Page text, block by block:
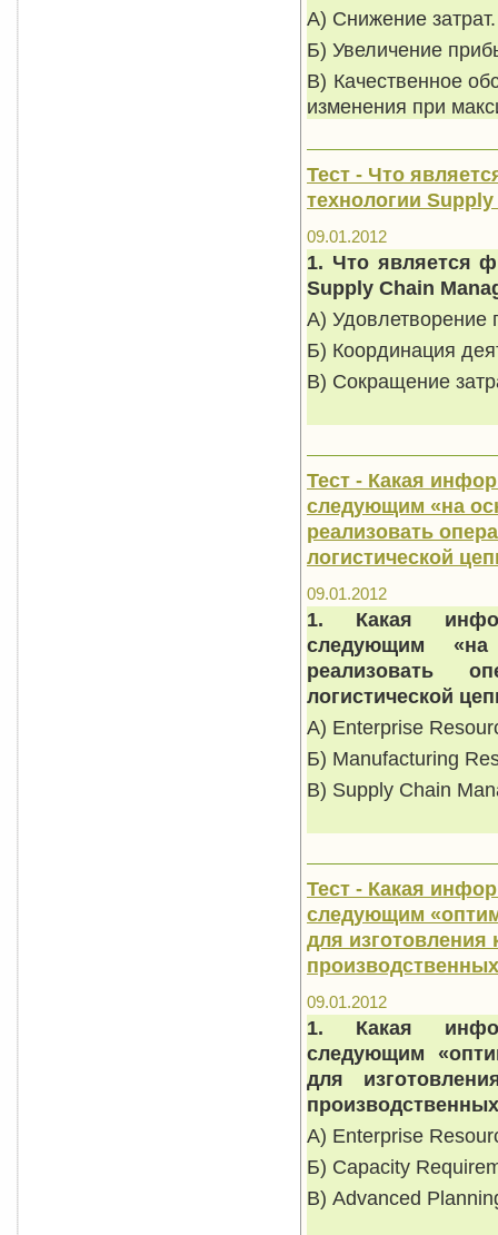
А) Снижение затрат.
Б) Увеличение
В) Качественное
изменения при
Тест - Что
технологии
09.01.2012
1. Что является
Supply Chain
А) Удовлетворение
Б) Координация
В) Сокращение
Тест - Какая
следующим «на
реализовать
логистической
09.01.2012
1. Какая
следующим
реализовать
логистической
А) Enterprise
Б) Manufacturing
В) Supply Chain
Тест - Какая
следующим
для изготовления
09.01.2012
1. Какая
следующим
для
А) Enterprise
Б) Capacity
В) Advanced